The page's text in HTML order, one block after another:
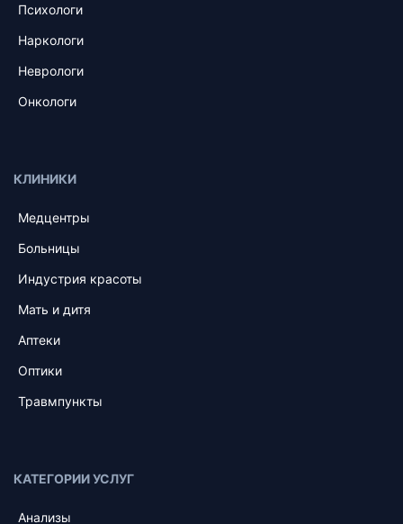
Психологи
Наркологи
Неврологи
Онкологи
КЛИНИКИ
Медцентры
Больницы
Индустрия красоты
Мать и дитя
Аптеки
Оптики
Травмпункты
КАТЕГОРИИ УСЛУГ
Анализы